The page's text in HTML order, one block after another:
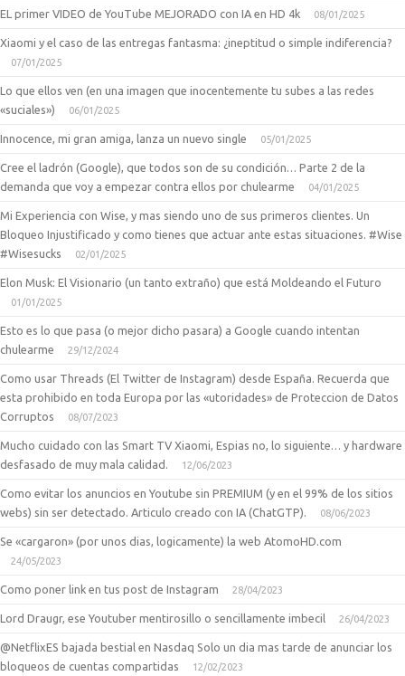
EL primer VIDEO de YouTube MEJORADO con IA en HD 4k 08/01/2025
Xiaomi y el caso de las entregas fantasma: ¿ineptitud o simple indiferencia?
07/01/2025
Lo que ellos ven (en una imagen que inocentemente tu subes a las redes
«suciales»)
06/01/2025
Innocence, mi gran amiga, lanza un nuevo single 05/01/2025
Cree el ladrón (Google), que todos son de su condición… Parte 2 de la
demanda que voy a empezar contra ellos por chulearme
04/01/2025
Mi Experiencia con Wise, y mas siendo uno de sus primeros clientes. Un
Bloqueo Injustificado y como tienes que actuar ante estas situaciones. #Wise
#Wisesucks
02/01/2025
Elon Musk: El Visionario (un tanto extraño) que está Moldeando el Futuro
01/01/2025
Esto es lo que pasa (o mejor dicho pasara) a Google cuando intentan
chulearme
29/12/2024
Como usar Threads (El Twitter de Instagram) desde España. Recuerda que
esta prohibido en toda Europa por las «utoridades» de Proteccion de Datos
Corruptos
08/07/2023
Mucho cuidado con las Smart TV Xiaomi, Espias no, lo siguiente… y hardware
desfasado de muy mala calidad.
12/06/2023
Como evitar los anuncios en Youtube sin PREMIUM (y en el 99% de los sitios
webs) sin ser detectado. Articulo creado con IA (ChatGTP).
08/06/2023
Se «cargaron» (por unos dias, logicamente) la web AtomoHD.com
24/05/2023
Como poner link en tus post de Instagram 28/04/2023
Lord Draugr, ese Youtuber mentirosillo o sencillamente imbecil 26/04/2023
@NetflixES bajada bestial en Nasdaq Solo un dia mas tarde de anunciar los
bloqueos de cuentas compartidas
12/02/2023